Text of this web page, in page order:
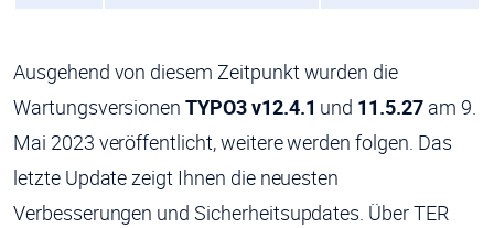
Ausgehend von diesem Zeitpunkt wurden die
WartungsversionenTYPO3 v12.4.1 und 11.5.27am 9.
Mai 2023 veröffentlicht, weitere werden folgen. Das
letzte Update zeigt Ihnen die neuesten
Verbesserungen und Sicherheitsupdates. Über TER